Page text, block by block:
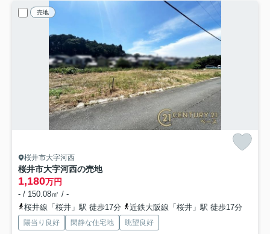
売地
桜井市大字河西
桜井市大字河西の売地
1,180万円
- / 150.08㎡ / -
桜井線「桜井」駅 徒歩17分
近鉄大阪線「桜井」駅 徒歩17分
陽当り良好 閑静な住宅地 眺望良好